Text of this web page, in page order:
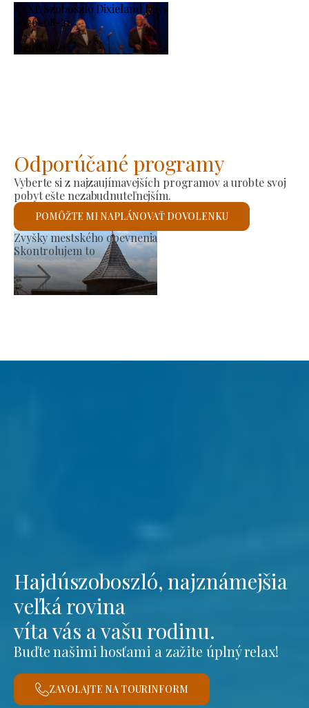
XXXI. Szoboszló Dixieland Days
2026-08-21
-
2026-08-23
Odporúčané programy
Vyberte si z najzaujímavejších programov a urobte svoj
pobyt ešte nezabudnuteľnejším.
POMÔŽTE MI NAPLÁNOVAŤ DOVOLENKU
Mestská radnica
Skontrolujem to
Hajdúszoboszló, najznámejšia
veľká rovina
víta vás a vašu rodinu.
Buďte našimi hosťami a zažite úplný relax!
ZAVOLAJTE NA TOURINFORM